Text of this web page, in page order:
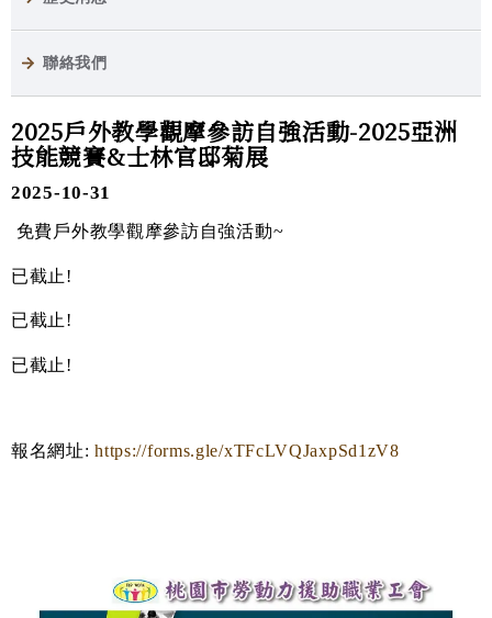
聯絡我們
2025戶外教學觀摩參訪自強活動-2025亞洲
技能競賽&士林官邸菊展
2025-10-31
免費戶外教學觀摩參訪自強活動~
已截止!
已截止!
已截止!
報名網址: https://forms.gle/xTFcLVQJaxpSd1zV8